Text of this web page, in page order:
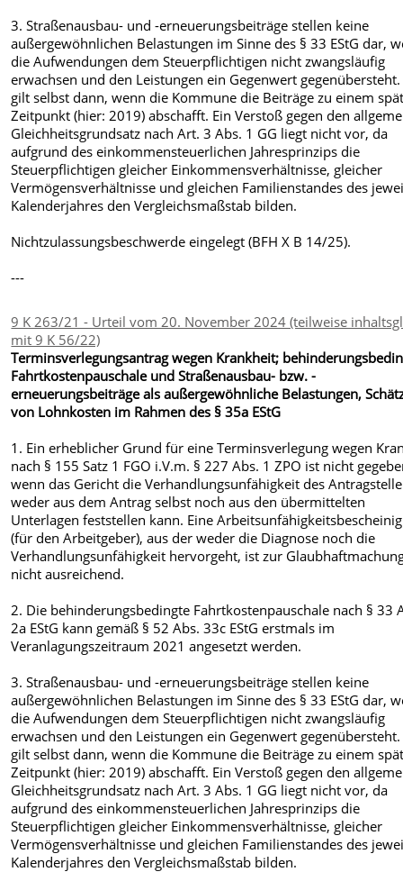
3. Straßenausbau- und -erneuerungsbeiträge stellen keine
außergewöhnlichen Belastungen im Sinne des § 33 EStG dar,
die Aufwendungen dem Steuerpflichtigen nicht zwangsläufig
erwachsen und den Leistungen ein Gegenwert
gilt selbst dann, wenn die Kommune die Beiträge zu einem
Zeitpunkt (hier: 2019) abschafft. Ein Verstoß gegen den
Gleichheitsgrundsatz nach Art. 3 Abs. 1 GG liegt nicht vor, da
aufgrund des einkommensteuerlichen Jahresprinzips die
Steuerpflichtigen gleicher Einkommensverhältnisse, gleicher
Vermögensverhältnisse und gleichen Familienstandes des
Kalenderjahres den Vergleichsmaßstab bilden.
Nichtzulassungsbeschwerde eingelegt (BFH X B 14/25).
---
9 K 263/21 - Urteil vom 20. November 2024 (teilweise
mit 9 K 56/22)
Terminsverlegungsantrag wegen Krankheit;
Fahrtkostenpauschale und Straßenausbau- bzw. -
erneuerungsbeiträge als außergewöhnliche Belastungen,
von Lohnkosten im Rahmen des § 35a EStG
1. Ein erheblicher Grund für eine Terminsverlegung wegen
nach § 155 Satz 1 FGO i.V.m. § 227 Abs. 1 ZPO ist nicht
wenn das Gericht die Verhandlungsunfähigkeit des
weder aus dem Antrag selbst noch aus den übermittelten
Unterlagen feststellen kann. Eine
(für den Arbeitgeber), aus der weder die Diagnose noch die
Verhandlungsunfähigkeit hervorgeht, ist zur
nicht ausreichend.
2. Die behinderungsbedingte Fahrtkostenpauschale nach § 33
2a EStG kann gemäß § 52 Abs. 33c EStG erstmals im
Veranlagungszeitraum 2021 angesetzt werden.
3. Straßenausbau- und -erneuerungsbeiträge stellen keine
außergewöhnlichen Belastungen im Sinne des § 33 EStG dar,
die Aufwendungen dem Steuerpflichtigen nicht zwangsläufig
erwachsen und den Leistungen ein Gegenwert
gilt selbst dann, wenn die Kommune die Beiträge zu einem
Zeitpunkt (hier: 2019) abschafft. Ein Verstoß gegen den
Gleichheitsgrundsatz nach Art. 3 Abs. 1 GG liegt nicht vor, da
aufgrund des einkommensteuerlichen Jahresprinzips die
Steuerpflichtigen gleicher Einkommensverhältnisse, gleicher
Vermögensverhältnisse und gleichen Familienstandes des
Kalenderjahres den Vergleichsmaßstab bilden.